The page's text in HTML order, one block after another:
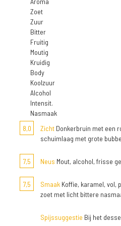
Zoet
Zuur
Bitter
Fruitig
Moutig
Kruidig
Body
Koolzuur
Alcohol
Intensit.
Nasmaak
8,0
Zicht Donkerbruin met een
schuimlaag met grote
7,5 Neus Mout, alcohol, frisse
7,5 Smaak Koffie, karamel, vol,
zoet met licht bittere
Spijssuggestie Bij het